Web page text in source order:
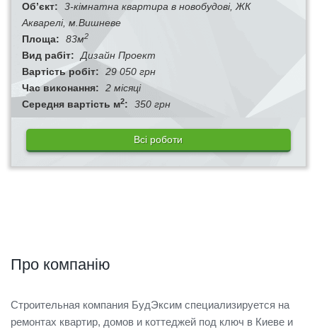
Об’єкт:
3-кімнатна квартира в новобудові, ЖК
Акварелі, м.Вишневе
Площа:
83м2
Вид рабіт:
Дизайн Проект
Вартість робіт:
29 050 грн
Час виконання:
2 місяці
Середня вартість м2: 350 грн
Всі роботи
Про компанію
Строительная компания БудЭксим специализируется на
ремонтах квартир, домов и коттеджей под ключ в Киеве и